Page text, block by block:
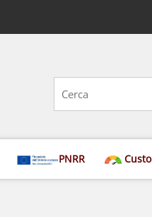
da
cercare
PNRR